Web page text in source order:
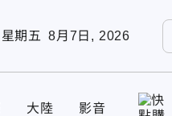
星期五 8月7日, 2026
大陸 影音